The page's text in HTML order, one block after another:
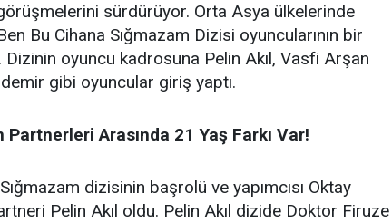
sürdürüyor. Orta Asya ülkelerinde
Bu Cihana Sığmazam Dizisi oyuncularının bir
Dizinin oyuncu kadrosuna Pelin Akıl, Vasfi Arşan
gibi oyuncular giriş yaptı.
Partnerleri Arasında 21 Yaş Farkı Var!
dizisinin başrolü ve yapımcısı Oktay
Pelin Akıl oldu. Pelin Akıl dizide Doktor Firuze